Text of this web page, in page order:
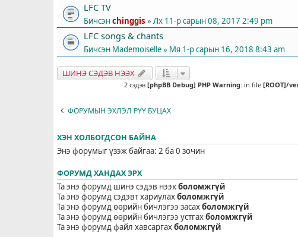
LFC TV
Бичсэнchinggis » Лх 11-р сарын 08, 2017 2:49 pm
LFC songs & chants
Бичсэн Mademoiselle» Мя 1-р сарын 16, 2018 8:43 am
ШИНЭ СЭДЭВ НЭЭХ
2 сэдэв [phpBB Debug] PHP Warning: in file [ROOT]/
ФОРУМЫН ЭХЛЭЛ РҮҮ БУЦАХ
ХЭН ХОЛБОГДСОН БАЙНА
Энэ форумыг үзэж байгаа: 2 ба 0 зочин
ФОРУМД ХАНДАХ ЭРХ
Та энэ форумд шинэ сэдэв нээхболомжгүй
Та энэ форумд сэдэвт хариулахболомжгүй
Та энэ форумд өөрийн бичлэгээ засахболомжгүй
Та энэ форумд өөрийн бичлэгээ устгахболомжгүй
Та энэ форумд файл хавсаргахболомжгүй